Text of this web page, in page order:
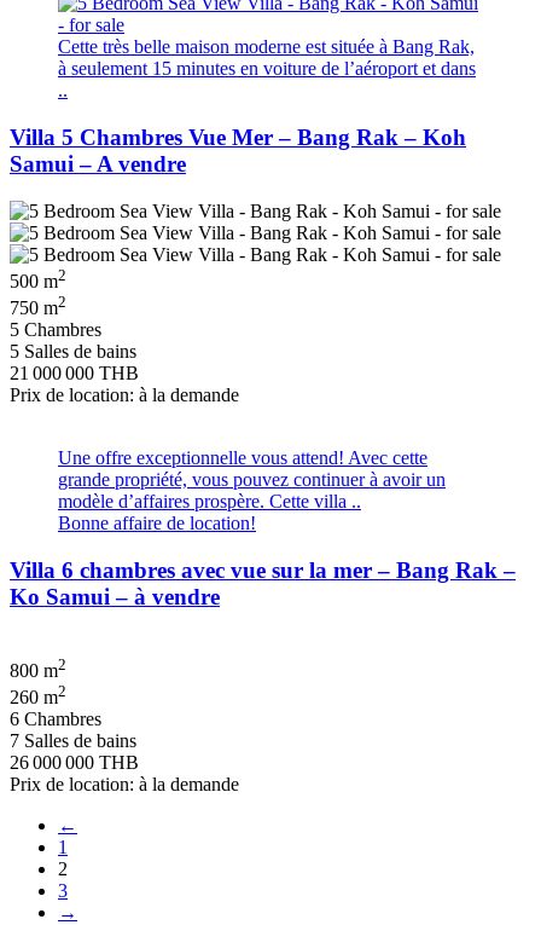
Cette très belle maison moderne est située à Bang Rak,
à seulement 15 minutes en voiture de l’aéroport et dans
..
Villa 5 Chambres Vue Mer – Bang Rak – Koh
Samui – A vendre
500 m2
750 m2
5 Chambres
5 Salles de bains
21 000 000 THB
Prix de location: à la demande
Une offre exceptionnelle vous attend! Avec cette
grande propriété, vous pouvez continuer à avoir un
modèle d’affaires prospère. Cette villa ..
Bonne affaire de location!
Villa 6 chambres avec vue sur la mer – Bang Rak –
Ko Samui – à vendre
800 m2
260 m2
6 Chambres
7 Salles de bains
26 000 000 THB
Prix de location: à la demande
←
1
2
3
→